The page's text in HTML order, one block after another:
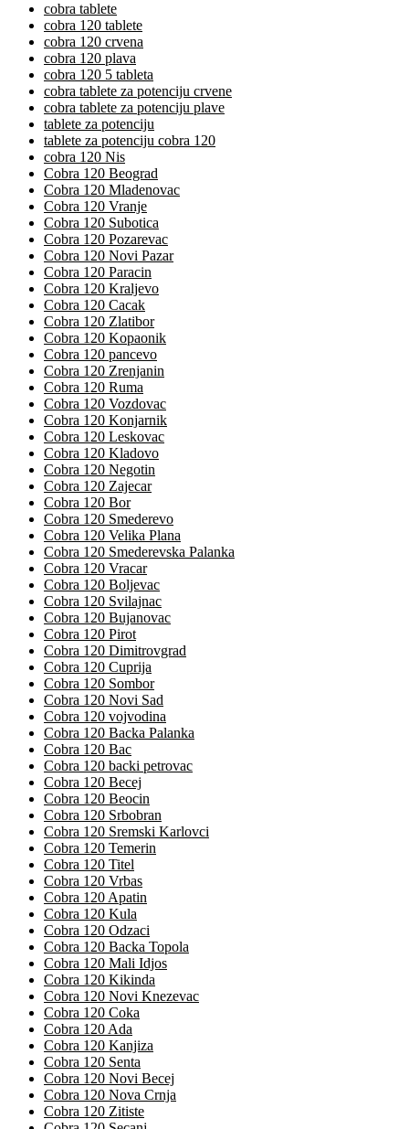
cobra tablete
cobra 120 tablete
cobra 120 crvena
cobra 120 plava
cobra 120 5 tableta
cobra tablete za potenciju crvene
cobra tablete za potenciju plave
tablete za potenciju
tablete za potenciju cobra 120
cobra 120 Nis
Cobra 120 Beograd
Cobra 120 Mladenovac
Cobra 120 Vranje
Cobra 120 Subotica
Cobra 120 Pozarevac
Cobra 120 Novi Pazar
Cobra 120 Paracin
Cobra 120 Kraljevo
Cobra 120 Cacak
Cobra 120 Zlatibor
Cobra 120 Kopaonik
Cobra 120 pancevo
Cobra 120 Zrenjanin
Cobra 120 Ruma
Cobra 120 Vozdovac
Cobra 120 Konjarnik
Cobra 120 Leskovac
Cobra 120 Kladovo
Cobra 120 Negotin
Cobra 120 Zajecar
Cobra 120 Bor
Cobra 120 Smederevo
Cobra 120 Velika Plana
Cobra 120 Smederevska Palanka
Cobra 120 Vracar
Cobra 120 Boljevac
Cobra 120 Svilajnac
Cobra 120 Bujanovac
Cobra 120 Pirot
Cobra 120 Dimitrovgrad
Cobra 120 Cuprija
Cobra 120 Sombor
Cobra 120 Novi Sad
Cobra 120 vojvodina
Cobra 120 Backa Palanka
Cobra 120 Bac
Cobra 120 backi petrovac
Cobra 120 Becej
Cobra 120 Beocin
Cobra 120 Srbobran
Cobra 120 Sremski Karlovci
Cobra 120 Temerin
Cobra 120 Titel
Cobra 120 Vrbas
Cobra 120 Apatin
Cobra 120 Kula
Cobra 120 Odzaci
Cobra 120 Backa Topola
Cobra 120 Mali Idjos
Cobra 120 Kikinda
Cobra 120 Novi Knezevac
Cobra 120 Coka
Cobra 120 Ada
Cobra 120 Kanjiza
Cobra 120 Senta
Cobra 120 Novi Becej
Cobra 120 Nova Crnja
Cobra 120 Zitiste